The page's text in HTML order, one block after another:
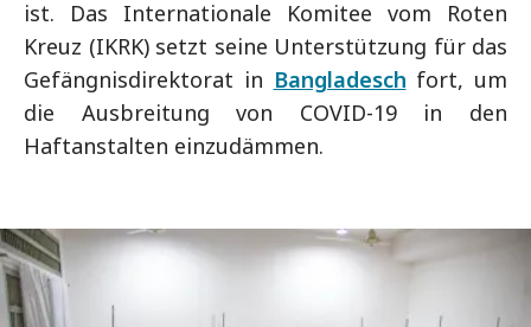
ist. Das Internationale Komitee vom Roten
Kreuz (IKRK) setzt seine Unterstützung für das
Gefängnisdirektorat in Bangladesch fort, um
die Ausbreitung von COVID-19 in den
Haftanstalten einzudämmen.